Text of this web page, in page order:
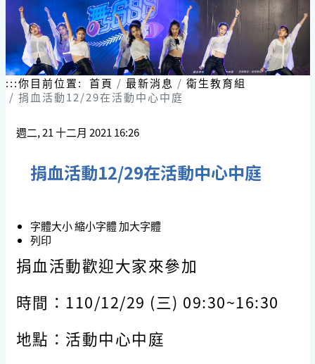
:::你目前位置: 首頁 最新消息
衛生教育組
捐血活動12/29在活動中心中庭
週二, 21 十二月 2021 16:26
捐血活動12/29在活動中心中庭
字體大小縮小字體加大字體
列印
捐血活動歡迎大家來參加
時間：110/12/29 (三) 09:30~16:30
地點：活動中心中庭